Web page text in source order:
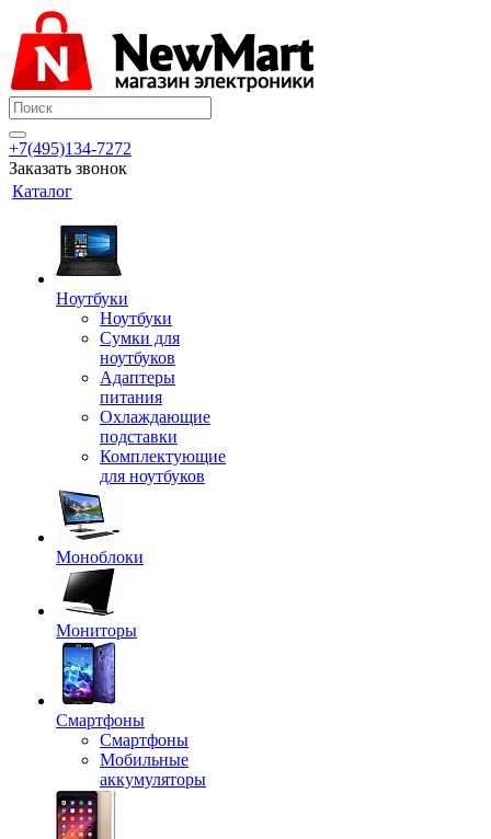
+7(495)134-7272
Заказать звонок
Каталог
Ноутбуки
Ноутбуки
Сумки для
ноутбуков
Адаптеры
питания
Охлаждающие
подставки
Комплектующие
для ноутбуков
Моноблоки
Мониторы
Смартфоны
Смартфоны
Мобильные
аккумуляторы